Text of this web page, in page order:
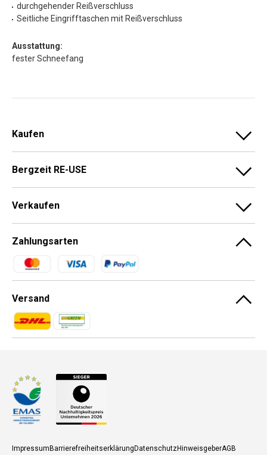
durchgehender Reißverschluss
Seitliche Eingrifftaschen mit Reißverschluss
Ausstattung:
fester Schneefang
Kaufen
Bergzeit RE-USE
Verkaufen
Zahlungsarten
Zahlungsmethoden
Versand
Zahlungsmethoden
Zahlungsmethoden
ImpressumBarrierefreiheitserklärungDatenschutzHinweisgeberAGB